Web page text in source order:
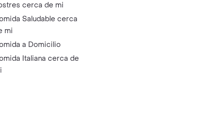
cerca de mi
Saludable cerca
mi
a Domicilio
Italiana cerca de